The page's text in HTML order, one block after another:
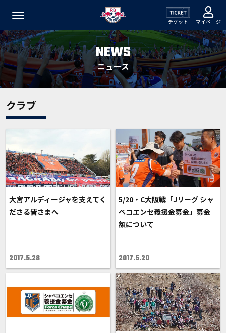
チケット マイページ
NEWS
ニュース
クラブ
大宮アルディージャを支えてく
ださる皆さまへ
2017.5.28
5/20・C大阪戦「Jリーグ シャ
ペコエンセ義援金募金」募金
額について
2017.5.20